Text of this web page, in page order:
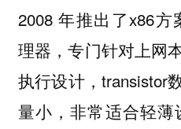
2008 年推出了x86
理器，专门针对上网
执行设计，transistor
量小，非常适合轻薄